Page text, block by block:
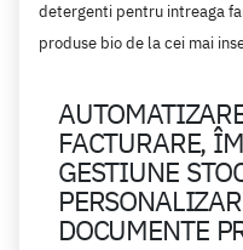
detergenti pentru intreaga
produse bio de la cei mai
FACTURARE,
GESTIUNE
DOCUMENTE